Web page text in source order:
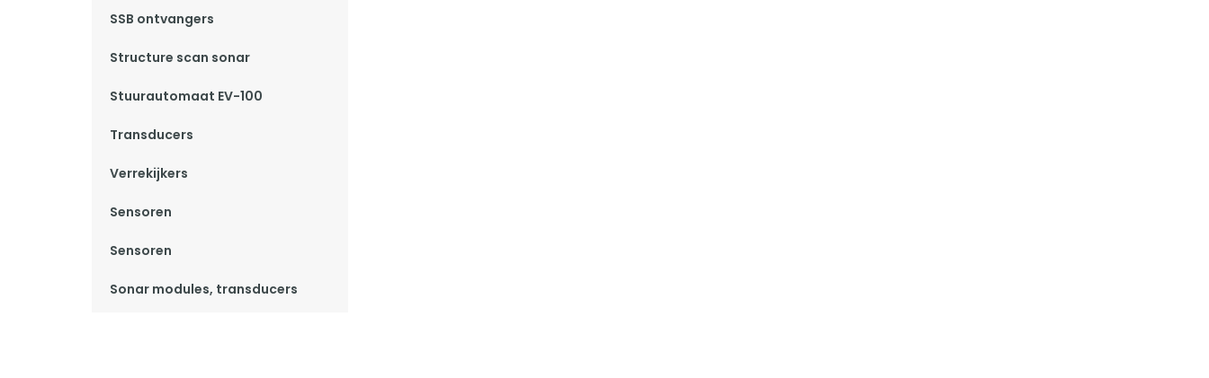
SSB ontvangers
Structure scan sonar
Stuurautomaat EV-100
Transducers
Verrekijkers
Sensoren
Sensoren
Sonar modules, transducers